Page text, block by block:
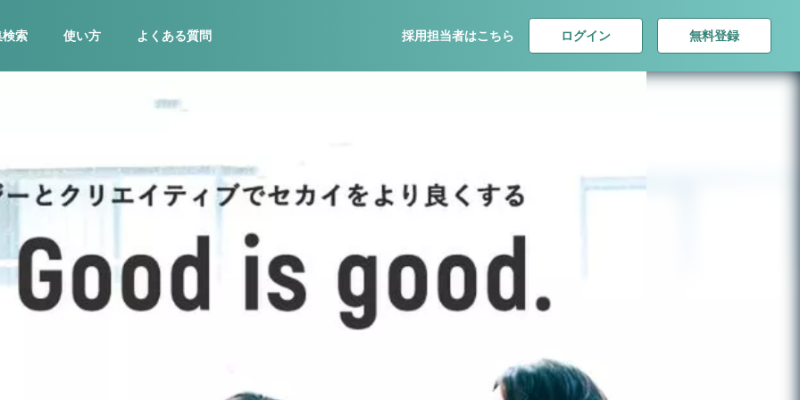
検索 使い方 よくある質問 採用担当者はこちら ログイン 無料登録